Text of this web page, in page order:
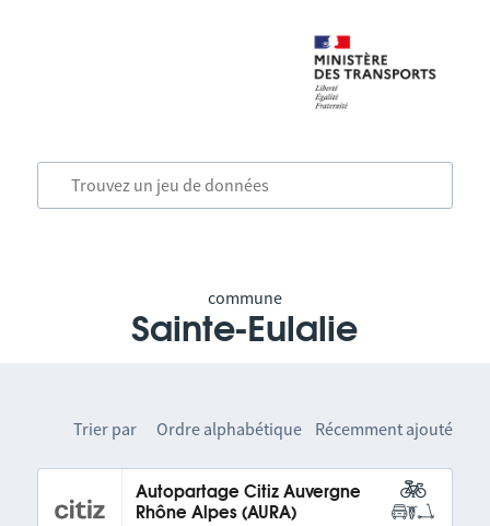
commune
Sainte-Eulalie
Trier par Ordre alphabétique Récemment ajouté
Autopartage Citiz Auvergne
Rhône Alpes (AURA)